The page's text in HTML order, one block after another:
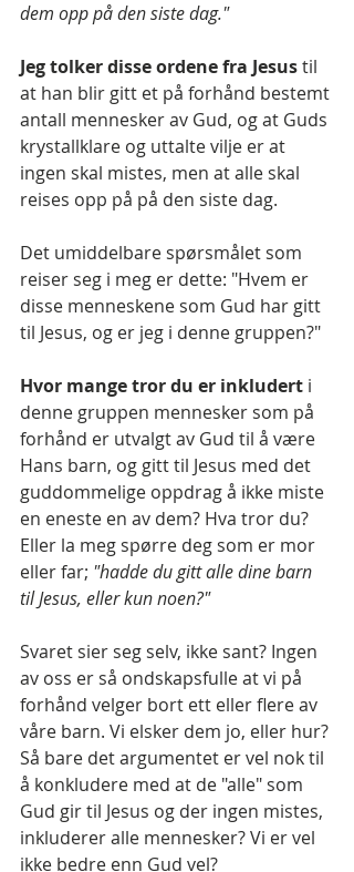
dem opp på den siste dag."
Jeg tolker disse ordene fra Jesus til
at han blir gitt et på forhånd bestemt
antall mennesker av Gud, og at Guds
krystallklare og uttalte vilje er at
ingen skal mistes, men at alle skal
reises opp på på den siste dag.
Det umiddelbare spørsmålet som
reiser seg i meg er dette: "Hvem er
disse menneskene som Gud har gitt
til Jesus, og er jeg i denne gruppen?"
Hvor mange tror du er inkludert i
denne gruppen mennesker som på
forhånd er utvalgt av Gud til å være
Hans barn, og gitt til Jesus med det
guddommelige oppdrag å ikke miste
en eneste en av dem? Hva tror du?
Eller la meg spørre deg som er mor
eller far; "hadde du gitt alle dine barn
til Jesus, eller kun noen?"
Svaret sier seg selv, ikke sant? Ingen
av oss er så ondskapsfulle at vi på
forhånd velger bort ett eller flere av
våre barn. Vi elsker dem jo, eller hur?
Så bare det argumentet er vel nok til
å konkludere med at de "alle" som
Gud gir til Jesus og der ingen mistes,
inkluderer alle mennesker? Vi er vel
ikke bedre enn Gud vel?